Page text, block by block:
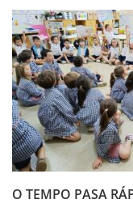
O TEMPO PASA